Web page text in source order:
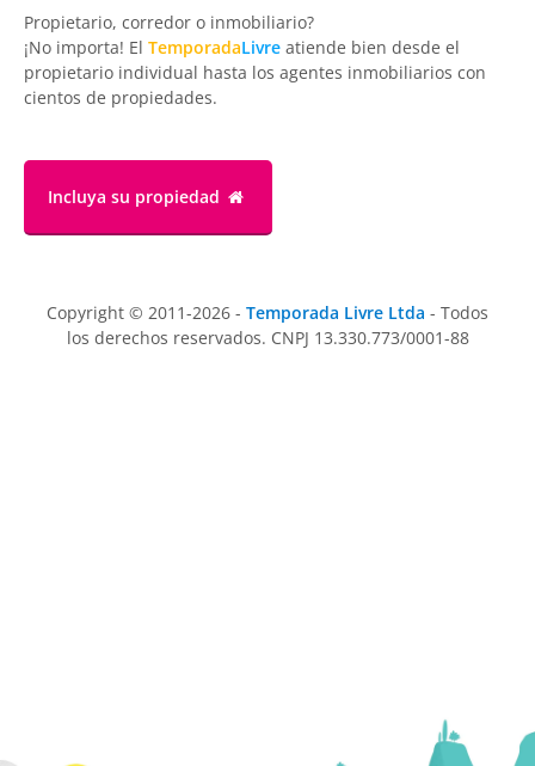
Propietario, corredor o inmobiliario?
¡No importa! El TemporadaLivre atiende bien desde el
propietario individual hasta los agentes inmobiliarios con
cientos de propiedades.
Incluya su propiedad
Copyright © 2011-2026 - Temporada Livre Ltda - Todos
los derechos reservados. CNPJ 13.330.773/0001-88